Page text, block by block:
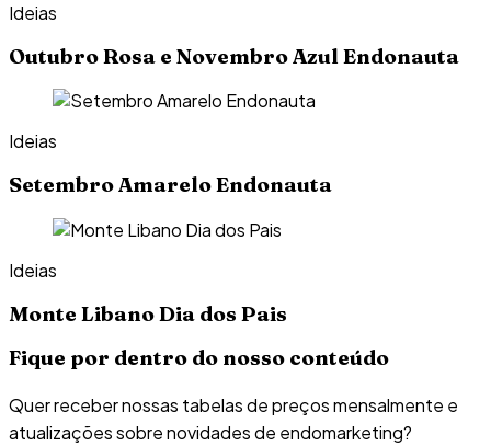
Ideias
Outubro Rosa e Novembro Azul Endonauta
Ideias
Setembro Amarelo Endonauta
Ideias
Monte Libano Dia dos Pais
Fique por dentro do nosso conteúdo
Quer receber nossas tabelas de preços mensalmente e
atualizações sobre novidades de endomarketing?